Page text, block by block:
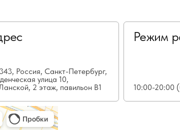
Россия, Санкт-Петербург,
улица 10,
2 этаж, павильон В1
Режим
10:00-20:00